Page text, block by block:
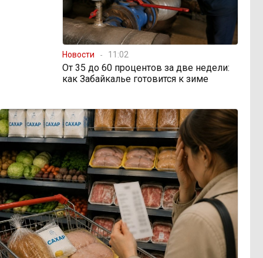
Новости 11:02
От 35 до 60 процентов за две недели:
как Забайкалье готовится к зиме